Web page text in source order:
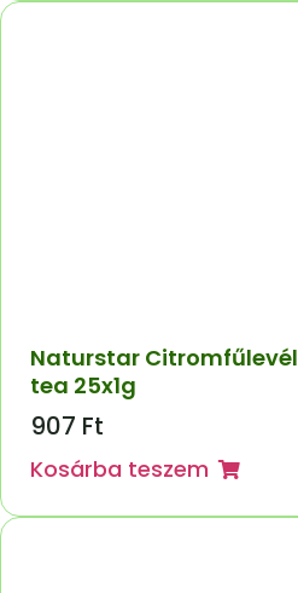
Naturstar Citromfűlevél
tea 25x1g
907 Ft
Kosárba teszem